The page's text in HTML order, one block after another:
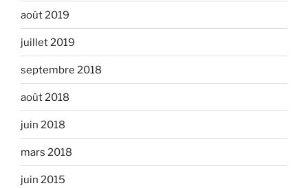
août 2019
juillet 2019
septembre 2018
août 2018
juin 2018
mars 2018
juin 2015